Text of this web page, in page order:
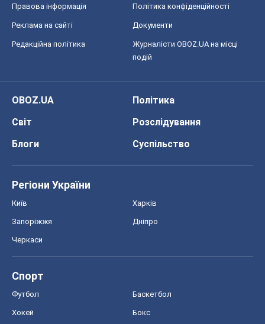
Правова інформація Політика конфіденційності
Реклама на сайті Документи
Редакційна політика
Журналісти OBOZ.UA на місці
подій
OBOZ.UA
Політика
Світ
Розслідування
Блоги
Суспільство
Регіони України
Київ Харків
Запоріжжя Дніпро
Черкаси
Спорт
Футбол Баскетбол
Хокей Бокс